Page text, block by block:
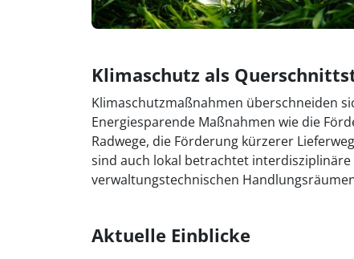
Klimaschutz als
Klimaschutzmaßnahmen überschneiden
Energiesparende Maßnahmen wie die
Radwege, die Förderung kürzerer
sind auch lokal betrachtet
verwaltungstechnischen
Aktuelle Einblicke